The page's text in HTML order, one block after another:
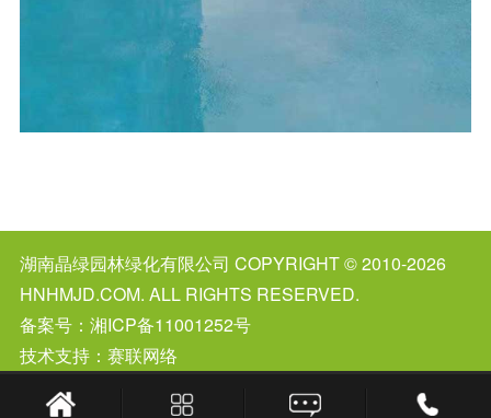
湖南晶绿园林绿化有限公司 COPYRIGHT © 2010-2026
HNHMJD.COM. ALL RIGHTS RESERVED.
备案号： 湘ICP备11001252号
技术支持：赛联网络